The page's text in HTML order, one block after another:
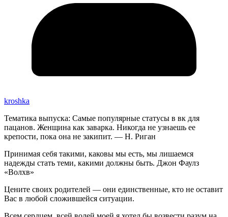
kroshka
Тематика выпуска: Самые популярные статусы в вк для
пацанов. Женщина как заварка. Никогда не узнаешь ее
крепости, пока она не закипит. — Н. Риган
Принимая себя такими, каковы мы есть, мы лишаемся
надежды стать теми, какими должны быть. Джон Фаулз
«Волхв»
Цените своих родителей — они единственные, кто не оставит
Вас в любой сложившейся ситуации.